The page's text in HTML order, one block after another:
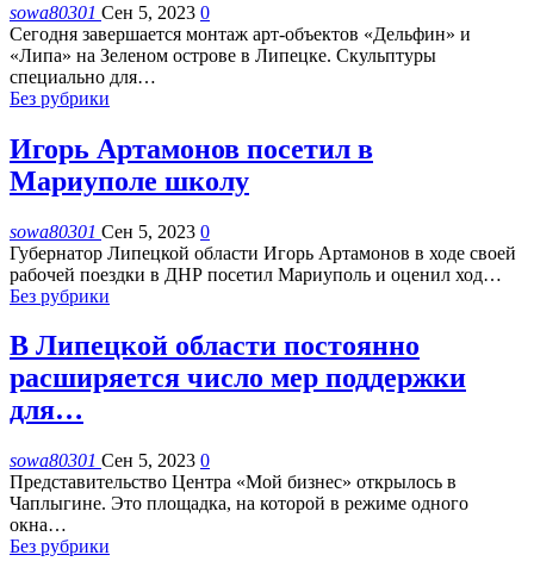
sowa80301 Сен 5, 2023 0
Сегодня завершается монтаж арт-объектов «Дельфин» и
«Липа» на Зеленом острове в Липецке. Скульптуры
специально для…
Без рубрики
Игорь Артамонов посетил в
Мариуполе школу
sowa80301 Сен 5, 2023 0
Губернатор Липецкой области Игорь Артамонов в ходе своей
рабочей поездки в ДНР посетил Мариуполь и оценил ход…
Без рубрики
В Липецкой области постоянно
расширяется число мер поддержки
для…
sowa80301 Сен 5, 2023 0
Представительство Центра «Мой бизнес» открылось в
Чаплыгине. Это площадка, на которой в режиме одного
окна…
Без рубрики